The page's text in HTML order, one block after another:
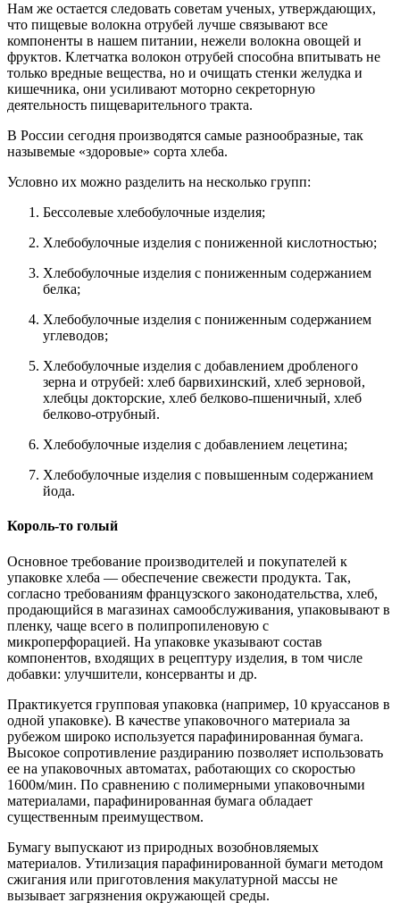
Нам же остается следовать советам ученых, утверждающих,
что пищевые волокна отрубей лучше связывают все
компоненты в нашем питании, нежели волокна овощей и
фруктов. Клетчатка волокон отрубей способна впитывать не
только вредные вещества, но и очищать стенки желудка и
кишечника, они усиливают моторно секреторную
деятельность пищеварительного тракта.
В России сегодня производятся самые разнообразные, так
назывемые «здоровые» сорта хлеба.
Условно их можно разделить на несколько групп:
Бессолевые хлебобулочные изделия;
Хлебобулочные изделия с пониженной кислотностью;
Хлебобулочные изделия с пониженным содержанием
белка;
Хлебобулочные изделия с пониженным содержанием
углеводов;
Хлебобулочные изделия с добавлением дробленого
зерна и отрубей: хлеб барвихинский, хлеб зерновой,
хлебцы докторские, хлеб белково-пшеничный, хлеб
белково-отрубный.
Хлебобулочные изделия с добавлением лецетина;
Хлебобулочные изделия с повышенным содержанием
йода.
Король-то голый
Основное требование производителей и покупателей к
упаковке хлеба — обеспечение свежести продукта. Так,
согласно требованиям французского законодательства, хлеб,
продающийся в магазинах самообслуживания, упаковывают в
пленку, чаще всего в полипропиленовую с
микроперфорацией. На упаковке указывают состав
компонентов, входящих в рецептуру изделия, в том числе
добавки: улучшители, консерванты и др.
Практикуется групповая упаковка (например, 10 круассанов в
одной упаковке). В качестве упаковочного материала за
рубежом широко используется парафинированная бумага.
Высокое сопротивление раздиранию позволяет использовать
ее на упаковочных автоматах, работающих со скоростью
1600м/мин. По сравнению с полимерными упаковочными
материалами, парафинированная бумага обладает
существенным преимуществом.
Бумагу выпускают из природных возобновляемых
материалов. Утилизация парафинированной бумаги методом
сжигания или приготовления макулатурной массы не
вызывает загрязнения окружающей среды.